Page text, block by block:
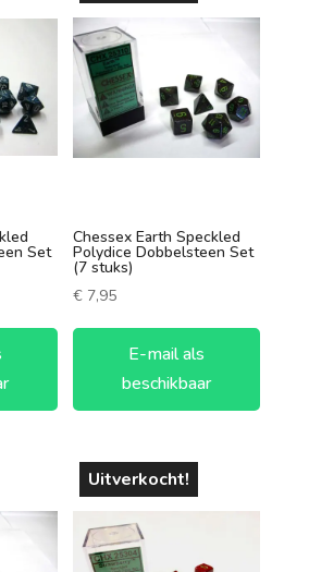
Set
Chessex Earth Speckled
Polydice Dobbelsteen Set
(7 stuks)
€ 7,95
E-mail als
beschikbaar
Uitverkocht!